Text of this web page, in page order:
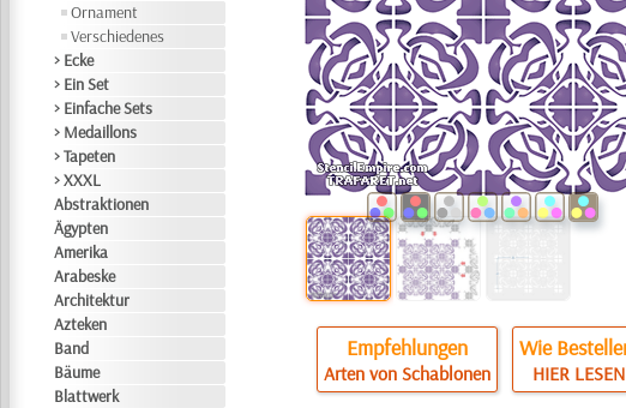
Ornament
Verschiedenes
> Ecke
> Ein Set
> Einfache Sets
> Medaillons
> Tapeten
> XXXL
Abstraktionen
Ägypten
Amerika
Arabeske
Architektur
Azteken
Band
Bäume
Blattwerk
Empfehlungen
Arten von Schablonen
Wie
HIER